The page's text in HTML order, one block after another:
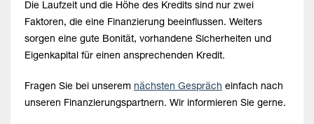
Die Laufzeit und die Höhe des Kredits sind nur zwei
Faktoren, die eine Finanzierung beeinflussen. Weiters
sorgen eine gute Bonität, vorhandene Sicherheiten und
Eigenkapital für einen ansprechenden Kredit.
Fragen Sie bei unserem nächsten Gespräch einfach nach
unseren Finanzierungspartnern. Wir informieren Sie gerne.